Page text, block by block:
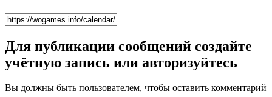
Для публикации сообщений создайте
учётную запись или авторизуйтесь
Вы должны быть пользователем, чтобы оставить комментарий